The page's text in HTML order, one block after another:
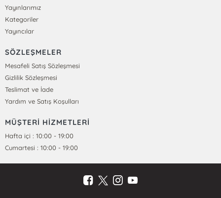
Yayınlarımız
Kategoriler
Yayıncılar
SÖZLEŞMELER
Mesafeli Satış Sözleşmesi
Gizlilik Sözleşmesi
Teslimat ve İade
Yardım ve Satış Koşulları
MÜŞTERİ HİZMETLERİ
Hafta içi : 10:00 - 19:00
Cumartesi : 10:00 - 19:00